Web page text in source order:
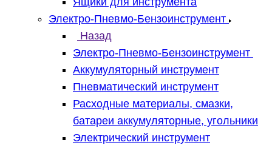
Электро-Пневмо-Бензоинструмент
Назад
Электро-Пневмо-Бензоинструмент
Аккумуляторный инструмент
Пневматический инструмент
Расходные материалы, смазки,
батареи аккумуляторные, угольники
Электрический инструмент